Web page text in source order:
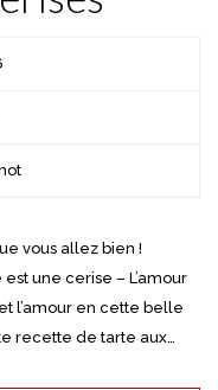
vous allez bien !
une cerise – L’amour
l’amour en cette belle
recette de tarte aux…